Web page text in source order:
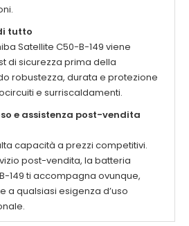
tutto
Satellite C50-B-149 viene
di sicurezza prima della
robustezza, durata e protezione
e surriscaldamenti.
e assistenza post-vendita
capacità a prezzi competitivi.
post-vendita, la batteria
149 ti accompagna ovunque,
a qualsiasi esigenza d’uso